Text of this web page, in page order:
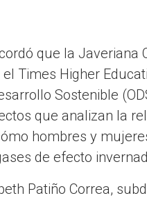
que la Javeriana
Times Higher
Sostenible
que analizan la
hombres y
de efecto
Patiño Correa,